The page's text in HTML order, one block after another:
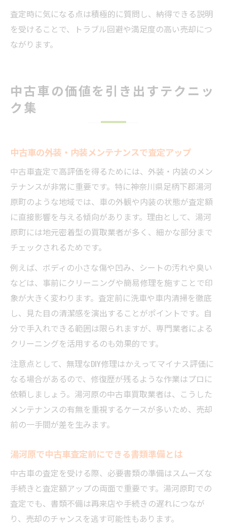
査定時に気になる点は積極的に質問し、納得できる説明
を受けることで、トラブル回避や満足度の高い売却につ
ながります。
中古車の価値を引き出すテクニッ
ク集
中古車の外装・内装メンテナンスで査定アップ
中古車査定で高評価を得るためには、外装・内装のメン
テナンスが非常に重要です。特に神奈川県足柄下郡湯河
原町のような地域では、車の外観や内装の状態が査定額
に直接影響を与える傾向があります。理由として、湯河
原町には地元密着型の買取業者が多く、細かな部分まで
チェックされるためです。
例えば、ボディの小さな傷や凹み、シートの汚れや臭い
などは、事前にクリーニングや簡易修理を施すことで印
象が大きく変わります。査定前に洗車や車内清掃を徹底
し、見た目の清潔感を演出することがポイントです。自
分で手入れできる範囲は限られますが、専門業者による
クリーニングを活用するのも効果的です。
注意点として、無理なDIY修理はかえってマイナス評価に
なる場合があるので、修復歴が残るような作業はプロに
依頼しましょう。湯河原の中古車買取業者は、こうした
メンテナンスの有無を重視するケースが多いため、売却
前の一手間が差を生みます。
湯河原で中古車査定前にできる書類準備とは
中古車の査定を受ける際、必要書類の準備はスムーズな
手続きと査定額アップの両面で重要です。湯河原町での
査定でも、書類不備は再来店や手続きの遅れにつなが
り、売却のチャンスを逃す可能性もあります。